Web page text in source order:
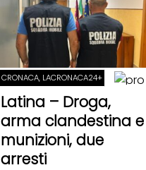
CRONACA, LACRONACA24+
Latina – Droga,
arma clandestina e
munizioni, due
arresti